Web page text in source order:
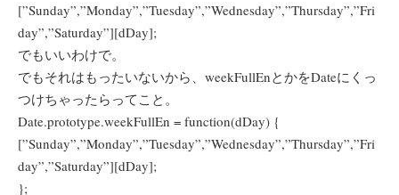
[”Sunday”,”Monday”,”Tuesday”,”Wednesday”,”Thursday”,”Fri
day”,”Saturday”][dDay];
でもいいわけで。
でもそれはもったいないから、weekFullEnとかをDateにくっ
つけちゃったらってこと。
Date.prototype.weekFullEn = function(dDay) {
[”Sunday”,”Monday”,”Tuesday”,”Wednesday”,”Thursday”,”Fri
day”,”Saturday”][dDay];
};